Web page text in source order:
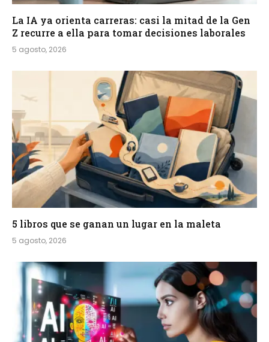
La IA ya orienta carreras: casi la mitad de la Gen
Z recurre a ella para tomar decisiones laborales
5 agosto, 2026
5 libros que se ganan un lugar en la maleta
5 agosto, 2026